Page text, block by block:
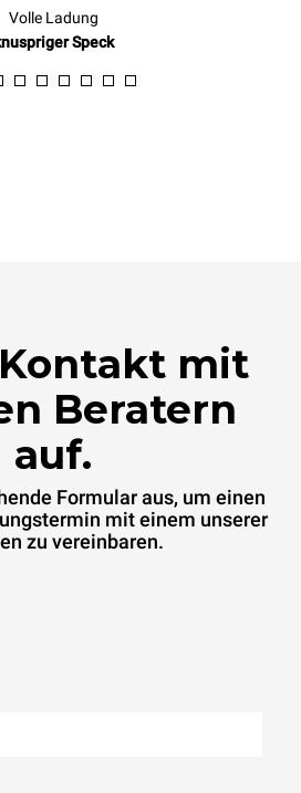
Volle Ladung
Speck
mit
Beratern
auf.
Formular aus, um einen
mit einem unserer
zu vereinbaren.